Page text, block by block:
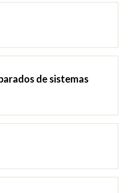
de sistemas